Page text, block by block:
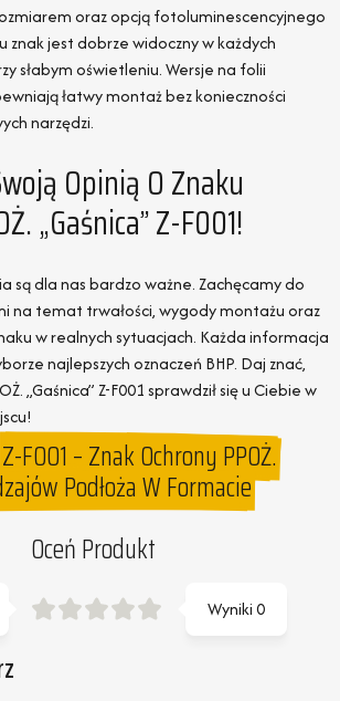
oraz opcją fotoluminescencyjnego
znak jest dobrze widoczny w każdych
słabym oświetleniu. Wersje na folii
łatwy montaż bez konieczności
narzędzi.
Opinią O Znaku
„Gaśnica” Z-F001!
są dla nas bardzo ważne. Zachęcamy do
na temat trwałości, wygody montażu oraz
w realnych sytuacjach. Każda informacja
najlepszych oznaczeń BHP. Daj znać,
„Gaśnica” Z-F001 sprawdził się u Ciebie w
Z-F001 – Znak Ochrony PPOŻ.
Podłoża W Formacie
Oceń Produkt
Wyniki0